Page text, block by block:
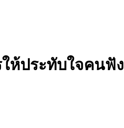
ให้ประทับใจคนฟัง